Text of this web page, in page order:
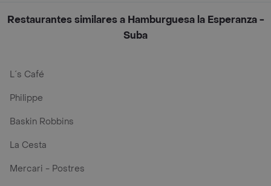
Restaurantes similares a Hamburguesa la Esperanza -
Suba
L´s Café
Philippe
Baskin Robbins
La Cesta
Mercari - Postres